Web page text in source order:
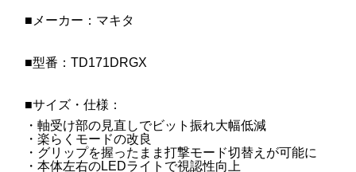
■メーカー：マキタ
■型番：TD171DRGX
■サイズ・仕様：
・軸受け部の見直しでビット振れ大幅低減
・楽らくモードの改良
・グリップを握ったまま打撃モード切替えが可能に
・本体左右のLEDライトで視認性向上